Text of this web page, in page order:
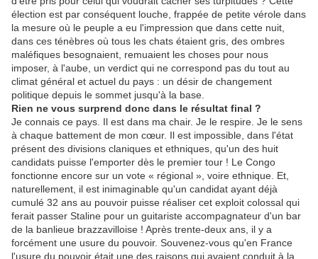
élection est par conséquent louche, frappée de petite vérole dans
la mesure où le peuple a eu l'impression que dans cette nuit,
dans ces ténèbres où tous les chats étaient gris, des ombres
maléfiques besognaient, remuaient les choses pour nous
imposer, à l'aube, un verdict qui ne correspond pas du tout au
climat général et actuel du pays : un désir de changement
politique depuis le sommet jusqu'à la base.
Rien ne vous surprend donc dans le résultat final ?
Je connais ce pays. Il est dans ma chair. Je le respire. Je le sens
à chaque battement de mon cœur. Il est impossible, dans l'état
présent des divisions claniques et ethniques, qu'un des huit
candidats puisse l'emporter dès le premier tour ! Le Congo
fonctionne encore sur un vote « régional », voire ethnique. Et,
naturellement, il est inimaginable qu'un candidat ayant déjà
cumulé 32 ans au pouvoir puisse réaliser cet exploit colossal qui
ferait passer Staline pour un guitariste accompagnateur d'un bar
de la banlieue brazzavilloise ! Après trente-deux ans, il y a
forcément une usure du pouvoir. Souvenez-vous qu'en France
l'usure du pouvoir était une des raisons qui avaient conduit à la